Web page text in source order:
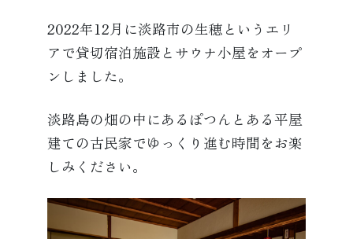
2022年12月に淡路市の生穂というエリ
アで貸切宿泊施設とサウナ小屋をオープ
ンしました。
淡路島の畑の中にあるぽつんとある平屋
建ての古民家でゆっくり進む時間をお楽
しみください。